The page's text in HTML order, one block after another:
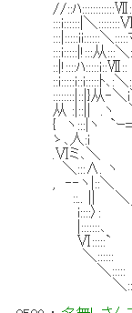
//::ﾊ
:::i::::::|＼
:::|:::::ii::::::＼
:::i:::::|!:::从:::＼
::|!::::ﾊ:::::i::Ⅶ::
::i:::::i::i:::::ﾄ､:＼
::::::::|::|}从‐＼
从 :|::|| .ヽ
{ ヽ:::|ヽ `
ゝ､
.Ⅵミ､
＼
, ‐‐ヽ|::
::.. ||
i::::〉:
|:::::::
＼::::::
＼:::::
＼::::::::::